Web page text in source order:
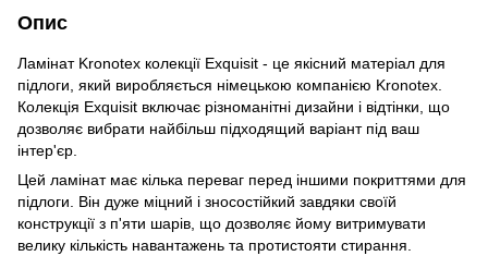
Опис
Ламінат Kronotex колекції Exquisit - це якісний матеріал для
підлоги, який виробляється німецькою компанією Kronotex.
Колекція Exquisit включає різноманітні дизайни і відтінки, що
дозволяє вибрати найбільш підходящий варіант під ваш
інтер'єр.
Цей ламінат має кілька переваг перед іншими покриттями для
підлоги. Він дуже міцний і зносостійкий завдяки своїй
конструкції з п'яти шарів, що дозволяє йому витримувати
велику кількість навантажень та протистояти стирання.